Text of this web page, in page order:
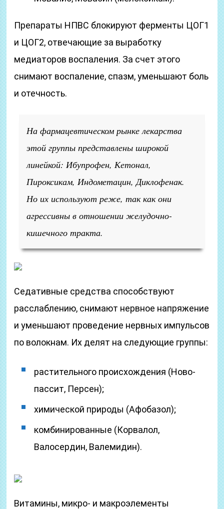
Препараты НПВС блокируют ферменты ЦОГ1
и ЦОГ2, отвечающие за выработку
медиаторов воспаления. За счет этого
снимают воспаление, спазм, уменьшают боль
и отечность.
На фармацевтическом рынке лекарства
этой группы представлены широкой
линейкой: Ибупрофен, Кетонал,
Пироксикам, Индометацин, Диклофенак.
Но их используют реже, так как они
агрессивны в отношении желудочно-
кишечного тракта.
Седативные средства способствуют
расслаблению, снимают нервное напряжение
и уменьшают проведение нервных импульсов
по волокнам. Их делят на следующие группы:
растительного происхождения (Ново-
пассит, Персен);
химической природы (Афобазол);
комбинированные (Корвалол,
Валосердин, Валемидин).
Витамины, микро- и макроэлементы